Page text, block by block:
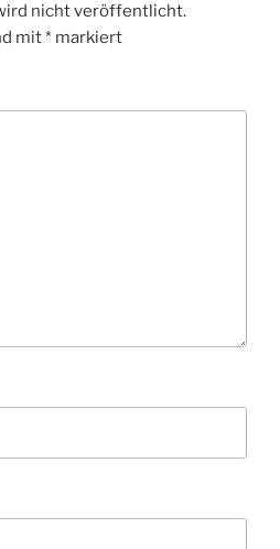
nicht veröffentlicht.
mit* markiert